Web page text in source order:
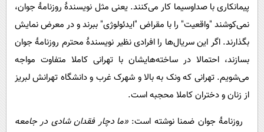
پیمانکاری با صداوسیما کار می‌کنند. یعنی مثل نویسندۀ روزنامۀ جوان،
نمی‌کوشند "واقعیت" را با مقراض "ایدئولوژی" ببرند و در معرض نمایش
بگذارند. اگر این سریال‌ها را افرادی نظیر نویسندۀ محترم روزنامۀ جوان
بسازند، احتمالا در ساخته‌هایشان با تهرانی کاملا متفاوت مواجه
می‌شویم. تهرانی که ونک به بالا و شهرک غرب و دانشگاه تهرانش لبریز
از زنان و دختران کاملا محجبه است.
روزنامۀ جوان ضمنا نوشته است:«ما دچار فقدان شادی در جامعه